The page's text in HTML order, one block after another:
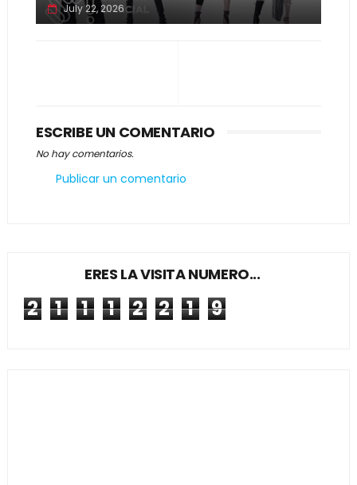
July 22, 2026
ESCRIBE UN COMENTARIO
No hay comentarios.
Publicar un comentario
ERES LA VISITA NUMERO...
2 1 1 1 2 2 1 9